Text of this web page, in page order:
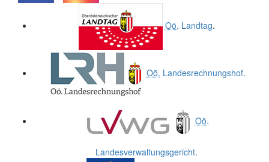
Oö. Landtag.
Oö. Landesrechnungshof.
Oö.
Landesverwaltungsgericht.